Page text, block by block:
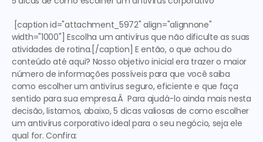
width="1000"] Escolha um antivírus que não dificulte as suas
atividades de rotina.[/caption] E então, o que achou do
conteúdo até aqui? Nosso objetivo inicial era trazer o maior
número de informações possíveis para que você saiba
como escolher um antivírus seguro, eficiente e que faça
sentido para sua empresa.Â  Para ajudá-lo ainda mais nesta
decisão, listamos, abaixo, 5 dicas valiosas de como escolher
um antivírus corporativo ideal para o seu negócio, seja ele
qual for. Confira: